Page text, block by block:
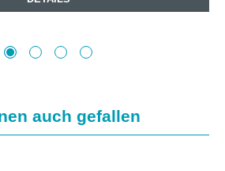
auch gefallen